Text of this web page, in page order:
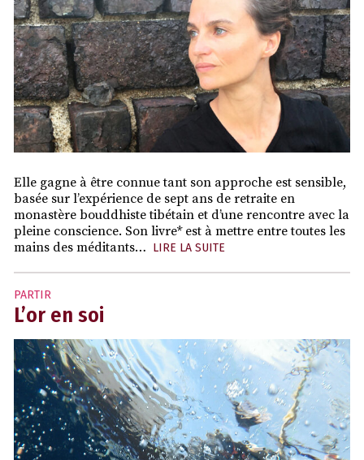
Elle gagne à être connue tant son approche est sensible,
basée sur l’expérience de sept ans de retraite en
monastère bouddhiste tibétain et d’une rencontre avec la
pleine conscience. Son livre* est à mettre entre toutes les
mains des méditants… LIRE LA SUITE
PARTIR
L’or en soi